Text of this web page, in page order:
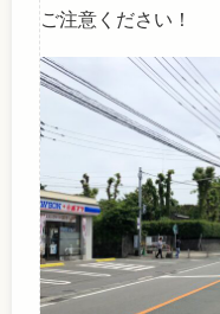
ご注意ください！